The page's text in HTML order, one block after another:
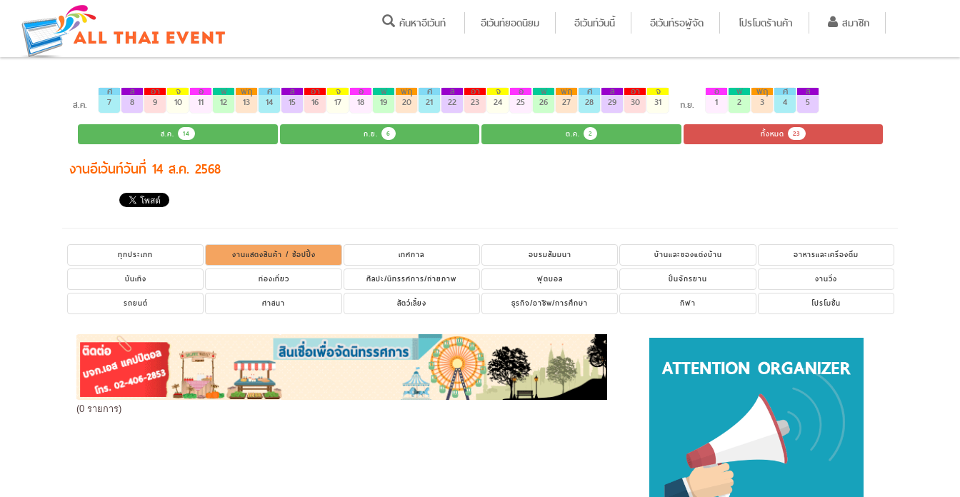
ค้นหาอีเว้นท์ อีเว้นท์ยอดนิยม อีเว้นท์วันนี้ อีเว้นท์รอผู้จัด โปรโมตร้านค้า สมาชิก
ส.ค.
ศ
7
ส
8
อา
9
จ
10
อ
11
พ
12
พฤ
13
ศ
14
ส
15
อา
16
จ
17
อ
18
พ
19
พฤ
20
ศ
21
ส
22
อา
23
จ
24
อ
25
พ
26
พฤ
27
ศ
28
ส
29
อา
30
จ
31 ก.ย.
อ
1
พ
2
พฤ
3
ศ
4
ส
5
ส.ค. 14 ก.ย. 6 ต.ค. 2 ทั้งหมด 23
งานอีเว้นท์วันที่ 14 ส.ค. 2568
ทุกประเภท งานแสดงสินค้า / ช้อปปิ้ง เทศกาล อบรมสัมมนา บ้านและของแต่งบ้าน
อาหารและเครื่องดื่ม
บันเทิง
ท่องเที่ยว ศิลปะ/นิทรรศการ/ถ่ายภาพ ฟุตบอล ปั่นจักรยาน
งานวิ่ง
รถยนต์
ศาสนา สัตว์เลี้ยง ธุรกิจ/อาชีพ/การศึกษา กีฬา โปรโมชั่น
(0 รายการ)